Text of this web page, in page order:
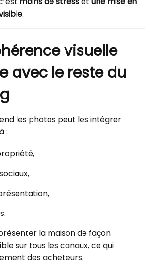
.
visuelle
avec le reste du
les photos peut les intégrer
:
la maison de façon
sur tous les canaux, ce qui
des acheteurs.